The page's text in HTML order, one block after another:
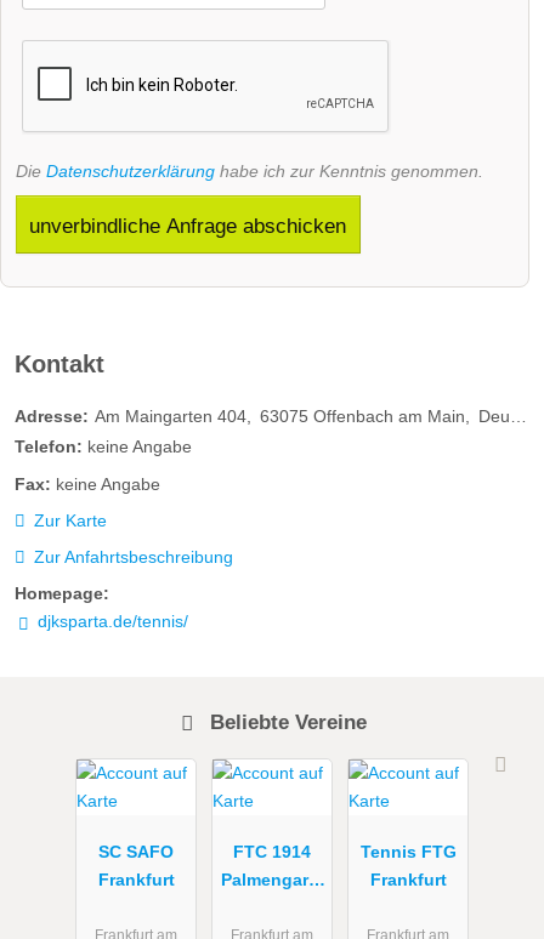
Die Datenschutzerklärung habe ich zur Kenntnis genommen.
unverbindliche Anfrage abschicken
Kontakt
Adresse: Am Maingarten 404 63075 Offenbach am Main
Deutschland
Telefon: keine Angabe
Fax: keine Angabe
Zur Karte
Zur Anfahrtsbeschreibung
Homepage:
djksparta.de/tennis/
Beliebte Vereine
SC SAFO
Frankfurt
Frankfurt am
FTC 1914
Palmengarte
Frankfurt am
Tennis FTG
Frankfurt
Frankfurt am